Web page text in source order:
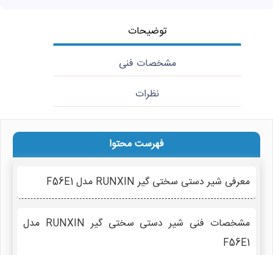
توضیحات
مشخصات فنی
نظرات
فهرست محتوا
معرفی شیر دستی سختی گیر RUNXIN مدل F56E1
مشخصات فنی شیر دستی سختی گیر RUNXIN مدل
F56E1